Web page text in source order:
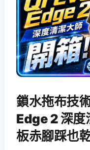
鎖水拖布技
Edge 2 深度
板赤腳踩也